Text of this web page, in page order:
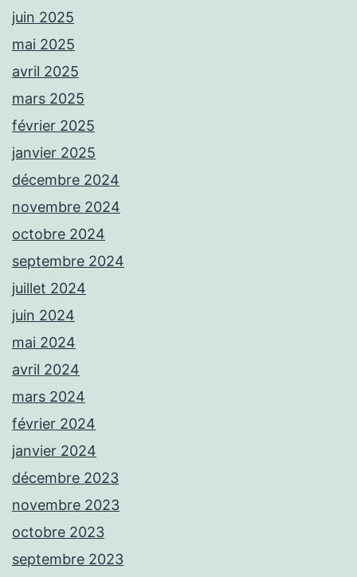
juin 2025
mai 2025
avril 2025
mars 2025
février 2025
janvier 2025
décembre 2024
novembre 2024
octobre 2024
septembre 2024
juillet 2024
juin 2024
mai 2024
avril 2024
mars 2024
février 2024
janvier 2024
décembre 2023
novembre 2023
octobre 2023
septembre 2023